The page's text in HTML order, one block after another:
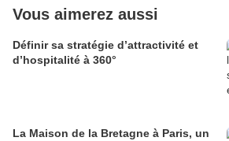
Vous aimerez aussi
Définir sa stratégie d’attractivité et
d’hospitalité à 360°
La Maison de la Bretagne à Paris, un